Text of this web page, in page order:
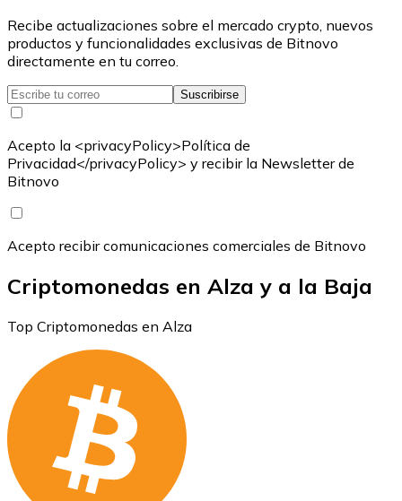
Recibe actualizaciones sobre el mercado crypto, nuevos
productos y funcionalidades exclusivas de Bitnovo
directamente en tu correo.
Suscribirse
Acepto la <privacyPolicy>Política de
Privacidad</privacyPolicy> y recibir la Newsletter de
Bitnovo
Acepto recibir comunicaciones comerciales de Bitnovo
Criptomonedas en Alza y a la Baja
Top Criptomonedas en Alza